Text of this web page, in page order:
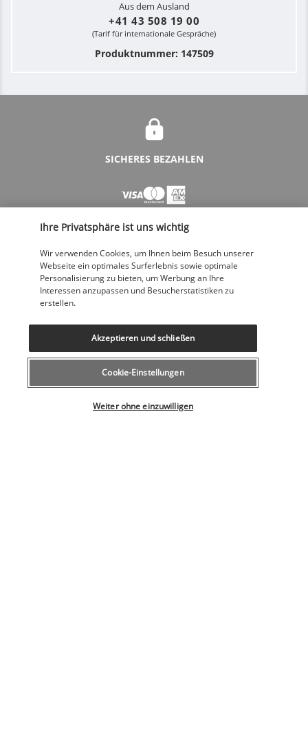
Aus dem Ausland
+41 43 508 19 00
(Tarif für internationale Gespräche)
Produktnummer: 147509
SICHERES BEZAHLEN
FOLGEN SIE UNS
KONTAKTIEREN SIE UNS
043 508 19 00
Ihre Privatsphäre ist uns wichtig
Wir verwenden Cookies, um Ihnen beim Besuch unserer
Webseite ein optimales Surferlebnis sowie optimale
Personalisierung zu bieten, um Werbung an Ihre
Interessen anzupassen und Besucherstatistiken zu
erstellen.
Cookie-Einstellungen
Weiter ohne einzuwilligen
Akzeptieren und schließen